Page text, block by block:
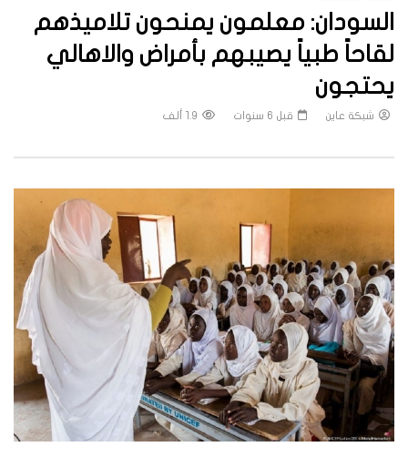
السودان: معلمون يمنحون تلاميذهم
لقاحاً طبياً يصيبهم بأمراض والاهالي
يحتجون
شبكة عاين قبل 6 سنوات 1.9 ألف